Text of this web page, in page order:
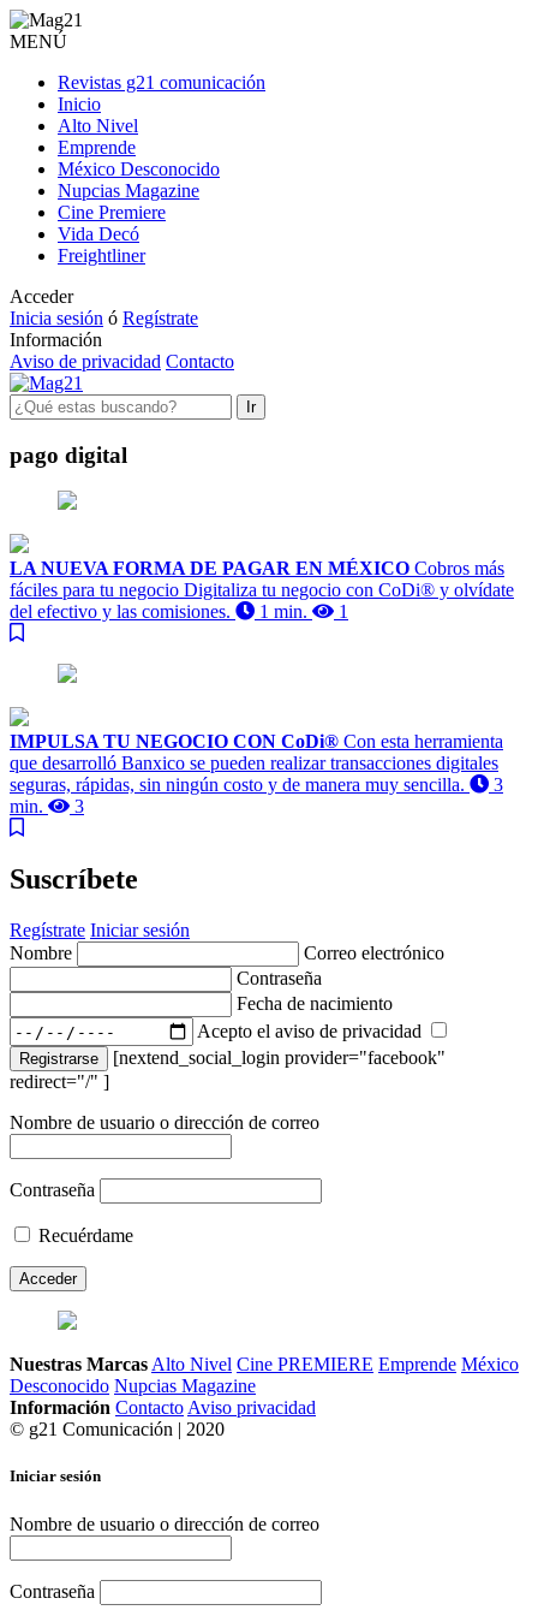
MENÚ
Revistas g21 comunicación
Inicio
Alto Nivel
Emprende
México Desconocido
Nupcias Magazine
Cine Premiere
Vida Decó
Freightliner
Acceder
Inicia sesión ó Regístrate
Información
Aviso de privacidad Contacto
Ir
pago digital
LA NUEVA FORMA DE PAGAR EN MÉXICO Cobros más
fáciles para tu negocio Digitaliza tu negocio con CoDi® y olvídate
del efectivo y las comisiones.
1 min. 1
IMPULSA TU NEGOCIO CON CoDi® Con esta herramienta
que desarrolló Banxico se pueden realizar transacciones digitales
seguras, rápidas, sin ningún costo y de manera muy sencilla.
3
min.
3
Suscríbete
Regístrate Iniciar sesión
Nombre
Correo electrónico
Contraseña
Fecha de nacimiento
Acepto el aviso de privacidad
Registrarse
[nextend_social_login provider="facebook"
redirect="/" ]
Nombre de usuario o dirección de correo
Contraseña
Recuérdame
Nuestras Marcas Alto Nivel Cine PREMIERE Emprende México
Desconocido Nupcias Magazine
Información Contacto Aviso privacidad
© g21 Comunicación | 2020
Iniciar sesión
Nombre de usuario o dirección de correo
Contraseña